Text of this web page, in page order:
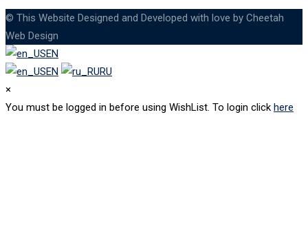
© This Website Designed and Developed with love by Cheetah
Web Design
EN
EN
RU
×
You must be logged in before using WishList. To login click here